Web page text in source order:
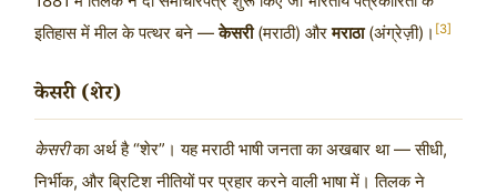
इतिहास में मील के पत्थर बने —केसरी(मराठी) औरमराठा(अंग्रेज़ी)। [3]
केसरी (शेर)
केसरीका अर्थ है “शेर”। यह मराठी भाषी जनता का अखबार था — सीधी,
निर्भीक, और ब्रिटिश नीतियों पर प्रहार करने वाली भाषा में। तिलक ने